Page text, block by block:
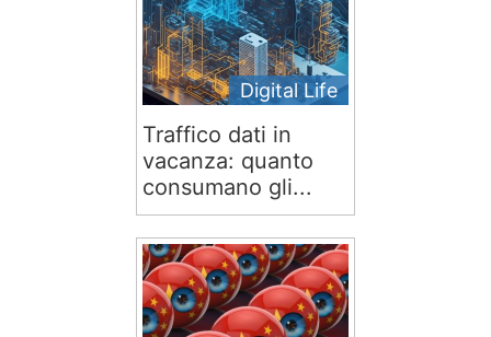
Digital Life
Traffico dati in
vacanza: quanto
consumano gli...